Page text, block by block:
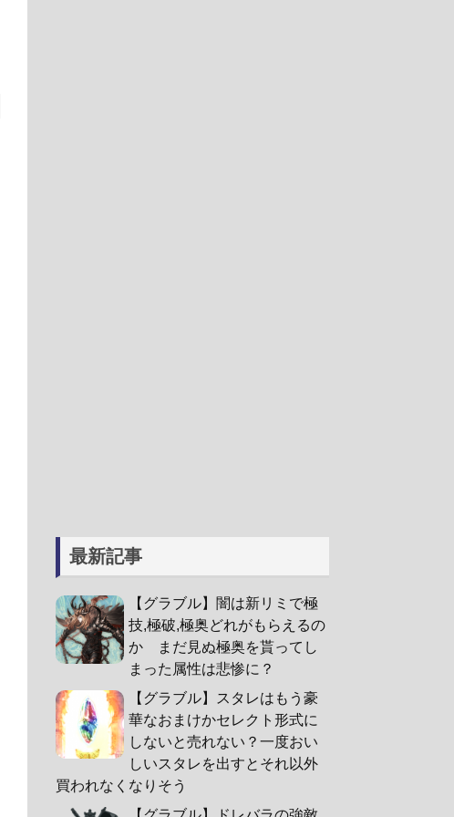
最新記事
【グラブル】闇は新リミで極
技,極破,極奥どれがもらえるの
か まだ見ぬ極奥を貰ってし
まった属性は悲惨に？
【グラブル】スタレはもう豪
華なおまけかセレクト形式に
しないと売れない？一度おい
しいスタレを出すとそれ以外
買われなくなりそう